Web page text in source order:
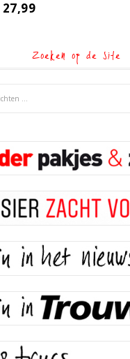
27,99
Zoeken op de site